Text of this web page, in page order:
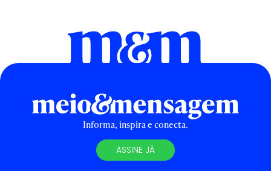
Informa, inspira e conecta.
ASSINE JÁ